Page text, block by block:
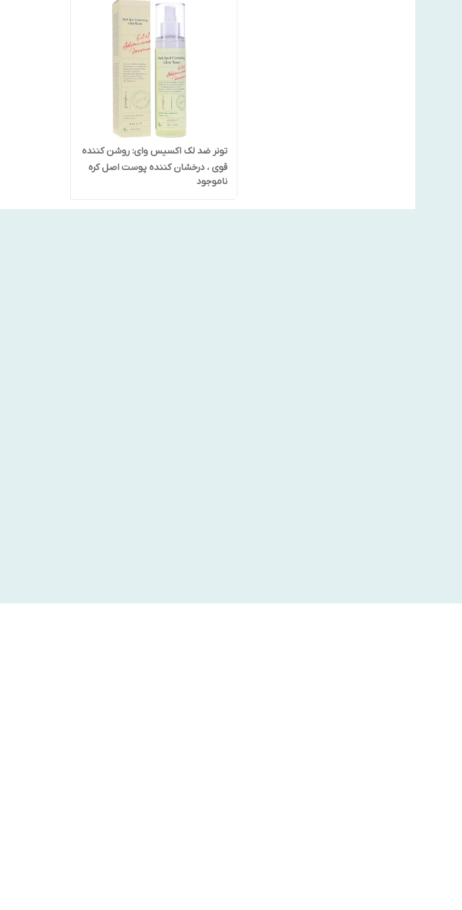
تونر ضد لک اکسیس وای: روشن کننده
قوی ، درخشان کننده پوست اصل کره
ناموجود